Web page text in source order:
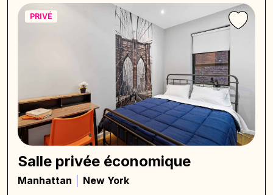
PRIVÉ
Salle privée économique
Manhattan New York